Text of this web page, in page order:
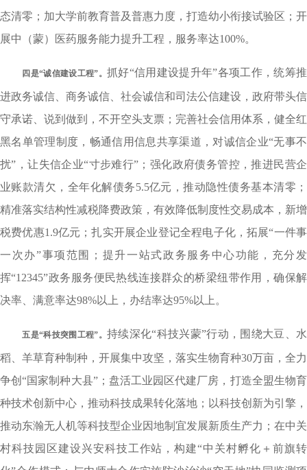
态清零；加大学前教育普及普惠力度，打造幼小衔接试验区；开
展中（蒙）医药服务能力提升工程，服务率达100%。
四是“诚信建设工程”。 抓好“信用建设提升年”各项工作，统筹推
进政务诚信、商务诚信、社会诚信和司法公信建设，政府带头信
守承诺、说到做到，不开空头支票；完善社会信用体系，健全红
黑名单管理制度，畅通信用信息共享渠道，对诚信企业“无事不
扰”，让失信企业“寸步难行”；强化政府债务管控，推进民营企
业账款清欠，全年化解债务5.5亿元，推动隐性债务基本清零；
精准落实结构性减税降费政策，有效降低制度性交易成本，新增
税费优惠1.9亿元；扎实开展企业登记全程电子化，拓展“一件事
一次办”事项范围；提升一站式政务服务中心功能，充分发
挥“12345”政务服务便民热线连接群众的桥梁纽带作用，确保解
决率、满意率达98%以上，办结率达95%以上。
五是“科技突围工程”。 持续深化“科技兴蒙”行动，围绕大豆、水
稻、羊草育种制种，开展集中攻坚，落实生物育种30万亩，全力
争创“国家制种大县”；盘活工业园区代建厂房，打造全盟生物育
种技术创新中心，推动科技成果转化落地；以科技创新为引擎，
推动东瀚无人机等科技型企业因地制宜发展新质生产力；在中关
村科技园区建设兴安科技工作站，构建“中关村孵化＋前旗转